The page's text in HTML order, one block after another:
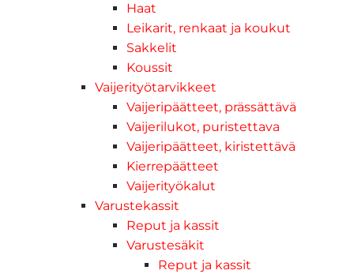
Haat
Leikarit, renkaat ja koukut
Sakkelit
Koussit
Vaijerityötarvikkeet
Vaijeripäätteet, prässättävä
Vaijerilukot, puristettava
Vaijeripäätteet, kiristettävä
Kierrepäätteet
Vaijerityökalut
Varustekassit
Reput ja kassit
Varustesäkit
Reput ja kassit